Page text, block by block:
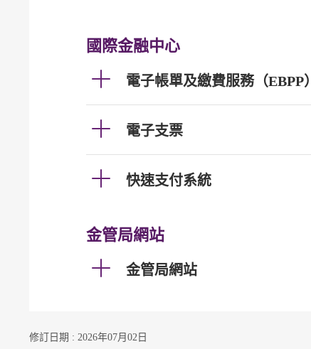
國際金融中心
電子帳單及繳費服務（EBPP）
電子支票
快速支付系統
金管局網站
金管局網站
修訂日期 : 2026年07月02日